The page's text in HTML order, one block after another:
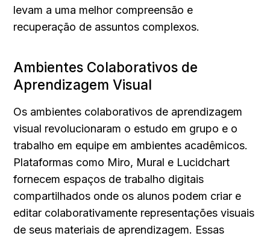
levam a uma melhor compreensão e
recuperação de assuntos complexos.
Ambientes Colaborativos de
Aprendizagem Visual
Os ambientes colaborativos de aprendizagem
visual revolucionaram o estudo em grupo e o
trabalho em equipe em ambientes acadêmicos.
Plataformas como Miro, Mural e Lucidchart
fornecem espaços de trabalho digitais
compartilhados onde os alunos podem criar e
editar colaborativamente representações visuais
de seus materiais de aprendizagem. Essas